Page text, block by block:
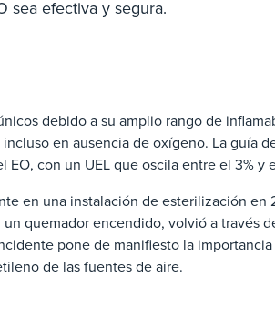
sea efectiva y segura.
debido a su amplio rango de
en ausencia de oxígeno. La guía
con un UEL que oscila entre el 3% y
en una instalación de esterilización
quemador encendido, volvió a través
pone de manifiesto la
de las fuentes de aire.